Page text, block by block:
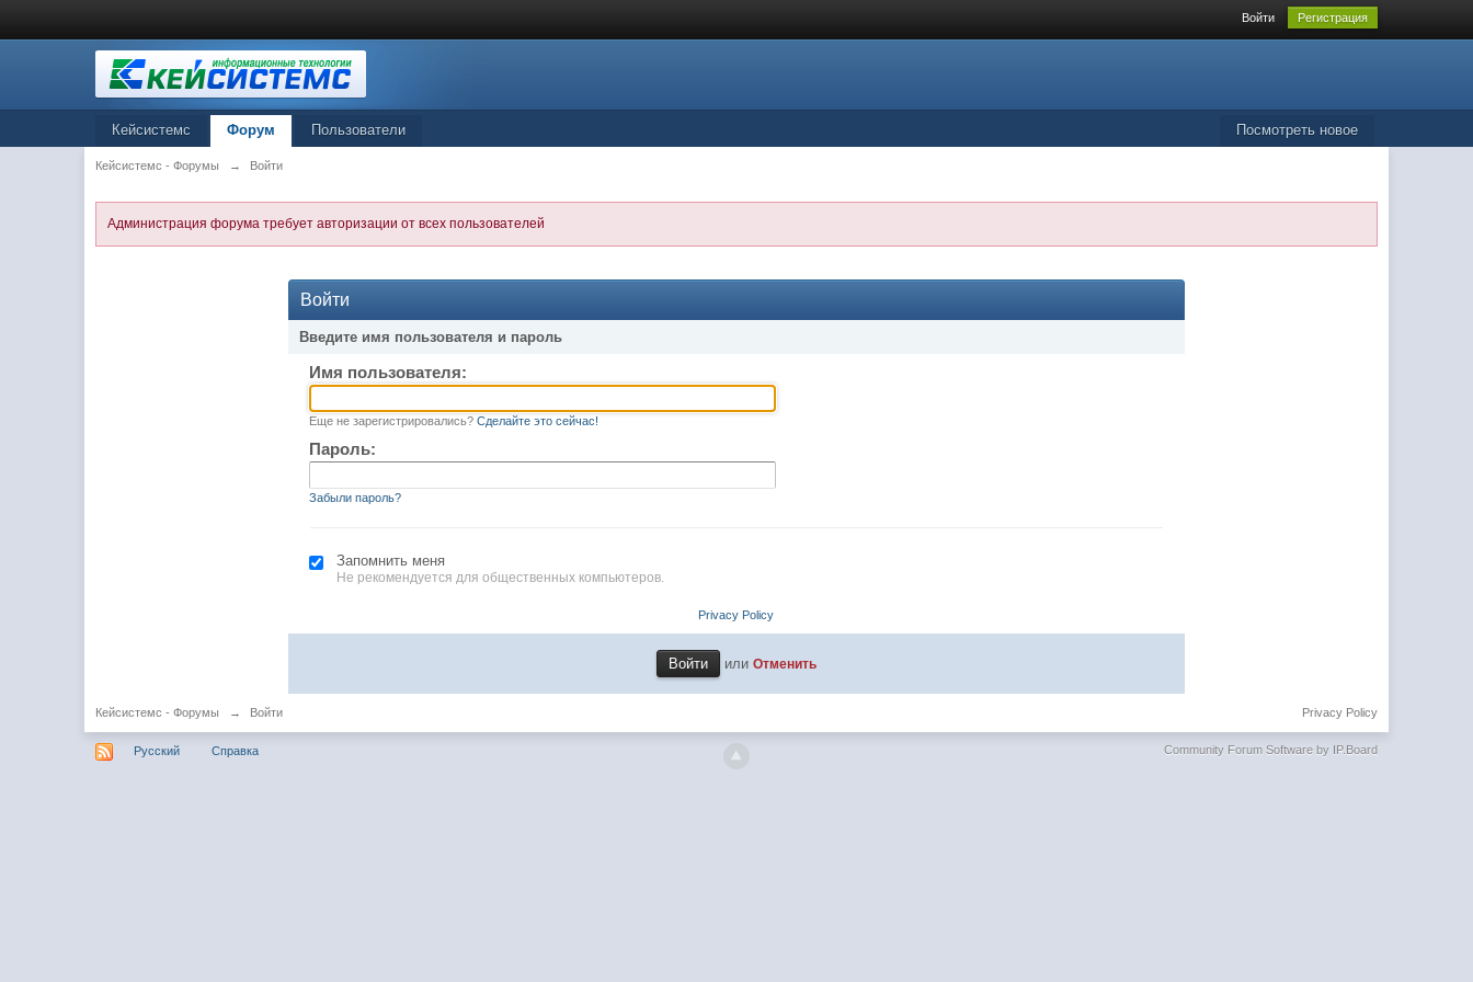
Войти Регистрация
Посмотреть новое
Кейсистемс Форум Пользователи
Кейсистемс - Форумы → Войти
Администрация форума требует авторизации от всех пользователей
Войти
Введите имя пользователя и пароль
Имя пользователя:
Еще не зарегистрировались? Сделайте это сейчас!
Пароль:
Забыли пароль?
Запомнить меня
Не рекомендуется для общественных компьютеров.
Privacy Policy
или Отменить
Кейсистемс - Форумы → Войти Privacy Policy
Русский Справка Community Forum Software by IP.Board